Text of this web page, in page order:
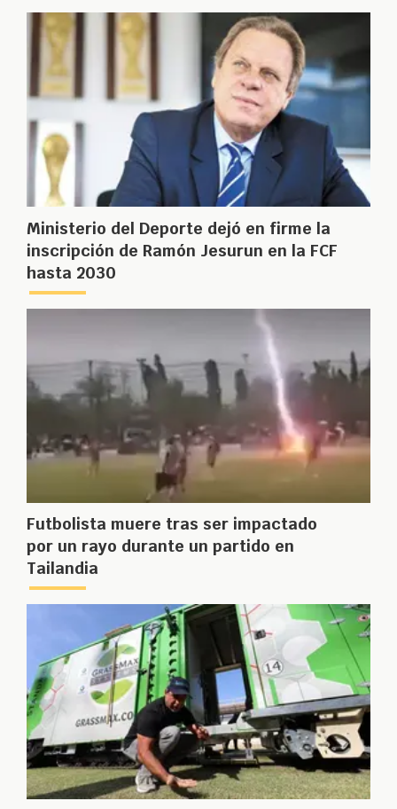
Ministerio del Deporte dejó en firme la
inscripción de Ramón Jesurun en la FCF
hasta 2030
Futbolista muere tras ser impactado
por un rayo durante un partido en
Tailandia